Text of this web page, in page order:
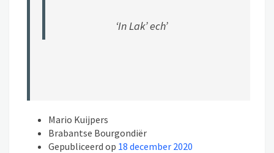
‘In Lak’ ech’
Mario Kuijpers
Brabantse Bourgondiër
Gepubliceerd op 18 december 2020